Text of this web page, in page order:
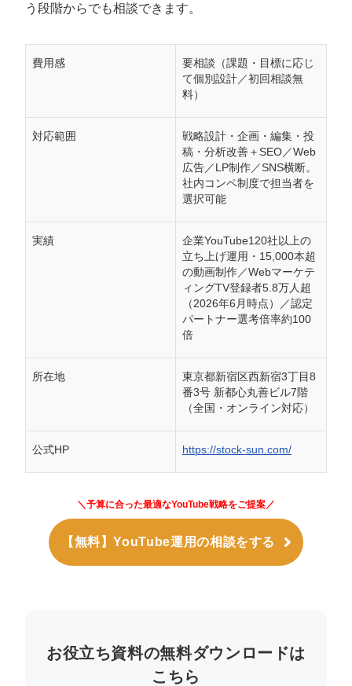
う段階からでも相談できます。
費用感
要相談（課題・目標に応じ
て個別設計／初回相談無
料）
対応範囲
戦略設計・企画・編集・投
稿・分析改善＋SEO／Web
広告／LP制作／SNS横断。
社内コンペ制度で担当者を
選択可能
実績
企業YouTube120社以上の
立ち上げ運用・15,000本超
の動画制作／Webマーケテ
ィングTV登録者5.8万人超
（2026年6月時点）／認定
パートナー選考倍率約100
倍
所在地
東京都新宿区西新宿3丁目8
番3号 新都心丸善ビル7階
（全国・オンライン対応）
公式HP https://stock-sun.com/
＼予算に合った最適なYouTube戦略をご提案／
【無料】YouTube運用の相談をする
お役立ち資料の無料ダウンロードは
こちら